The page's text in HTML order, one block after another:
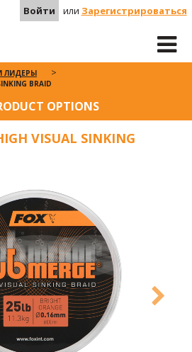
Войти или Зарегистрироваться
ЛИДЕРЫ
BRAID
OPTIONS
VISUAL SINKING